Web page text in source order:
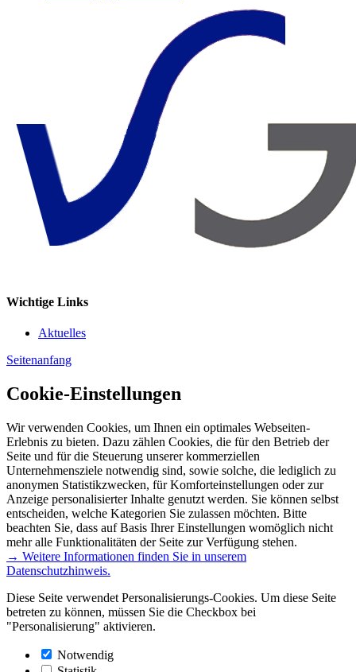
Wichtige Links
Aktuelles
Seitenanfang
Cookie-Einstellungen
Wir verwenden Cookies, um Ihnen ein optimales Webseiten-
Erlebnis zu bieten. Dazu zählen Cookies, die für den Betrieb der
Seite und für die Steuerung unserer kommerziellen
Unternehmensziele notwendig sind, sowie solche, die lediglich zu
anonymen Statistikzwecken, für Komforteinstellungen oder zur
Anzeige personalisierter Inhalte genutzt werden. Sie können selbst
entscheiden, welche Kategorien Sie zulassen möchten. Bitte
beachten Sie, dass auf Basis Ihrer Einstellungen womöglich nicht
mehr alle Funktionalitäten der Seite zur Verfügung stehen.
→ Weitere Informationen finden Sie in unserem
Datenschutzhinweis.
Diese Seite verwendet Personalisierungs-Cookies. Um diese Seite
betreten zu können, müssen Sie die Checkbox bei
"Personalisierung" aktivieren.
Notwendig